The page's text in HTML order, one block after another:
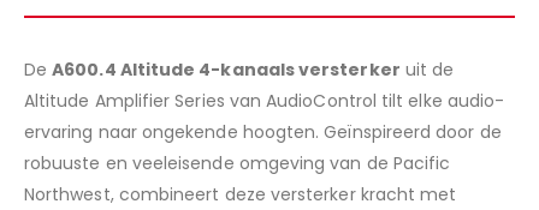
DeA600.4 Altitude 4-kanaals versterker uit de
Altitude Amplifier Series van AudioControl tilt elke audio-
ervaring naar ongekende hoogten. Geïnspireerd door de
robuuste en veeleisende omgeving van de Pacific
Northwest, combineert deze versterker kracht met